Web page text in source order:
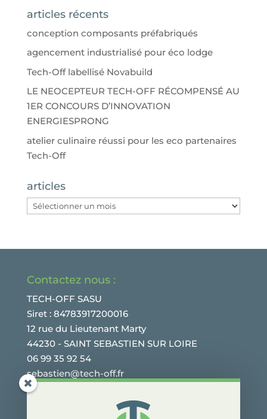
articles récents
conception composants préfabriqués
agencement industrialisé pour éco lodge
Tech-Off labellisé Novabuild
LE NEOCEPTEUR TECH-OFF RÉCOMPENSÉ AU
1ER CONCOURS D’INNOVATION
ENERGIESPRONG
atelier culinaire réussi pour les eco partenaires
Tech-Off
articles
articles
Contactez nous :
TECH-OFF SASU
Siret : 84783917200016
12 rue du Lieutenant Marty
44230 - SAINT SEBASTIEN SUR LOIRE
06 99 35 92 54
sebastien@tech-off.fr